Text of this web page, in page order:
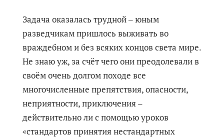
Задача оказалась трудной ‒ юным
разведчикам пришлось выживать во
враждебном и без всяких концов света мире.
Не знаю уж, за счёт чего они преодолевали в
своём очень долгом походе все
многочисленные препятствия, опасности,
неприятности, приключения –
действительно ли с помощью уроков
«стандартов принятия нестандартных